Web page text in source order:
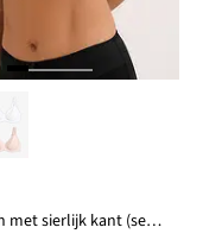
Beugel bh met sierlijk kant (set van 2)